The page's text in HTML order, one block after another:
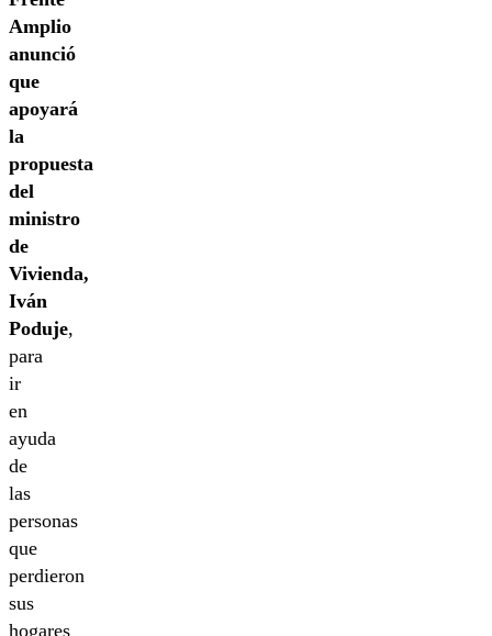
Amplio
anunció
que
apoyará
la
propuesta
del
ministro
de
Vivienda,
Iván
Poduje,
para
ir
en
ayuda
de
las
personas
que
perdieron
sus
hogares